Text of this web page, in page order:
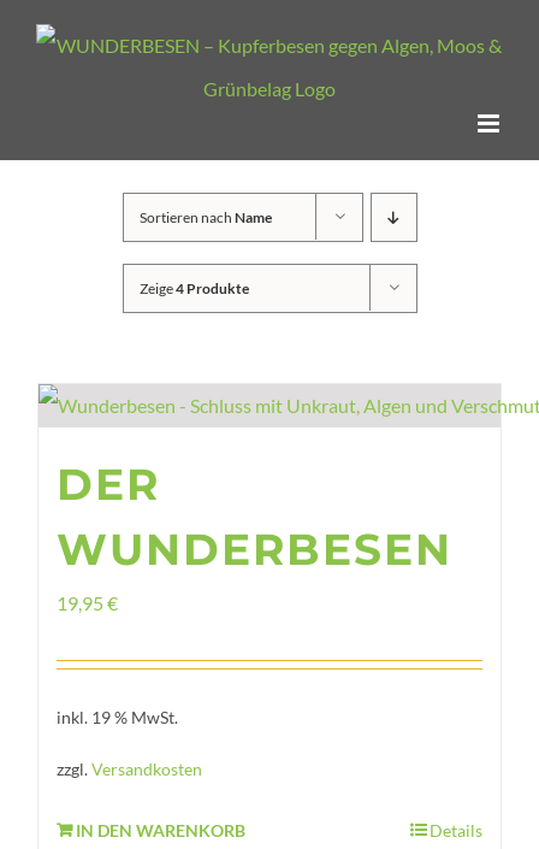
Zum
Sortieren nach Name
Zeige4 Produkte
DER
WUNDERBESEN
19,95€
inkl. 19 % MwSt.
zzgl.Versandkosten
IN DEN WARENKORB Details